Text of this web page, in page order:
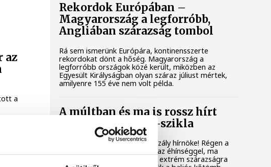
az
a
Rekordok Európában –
Magyarország a legforróbb,
Angliában szárazság tombol
Rá sem ismerünk Európára, kontinensszerte
rekordokat dönt a hőség. Magyarország a
legforróbb országok közé került, miközben az
Egyesült Királyságban olyan száraz júliust mértek,
amilyenre 155 éve nem volt példa.
A múltban és ma is rossz hírt
hoz a dunai Ínség-szikla
Újra kilátszik a Dunából az aszály hírnöke! Régen a
felbukkanása egyet jelentett az éhínséggel, ma
pedig a klímaváltozás okozta extrém szárazságra